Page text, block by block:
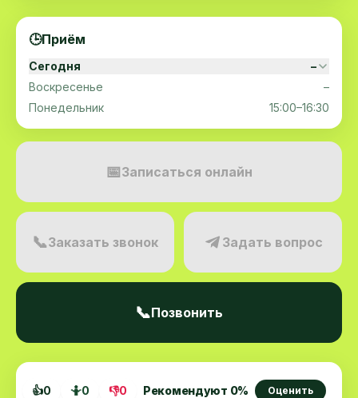
👍0 🤷0 👎0 Рекомендуют 0% Оценить
🕒Приём
Сегодня
–
Воскресенье
–
Понедельник
15:00–16:30
📅Записаться онлайн
📞Заказать звонок Задать вопрос
📞Позвонить